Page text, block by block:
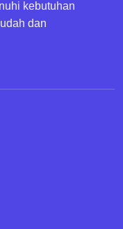
kebutuhan
dan